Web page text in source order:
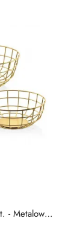
- Metalowe